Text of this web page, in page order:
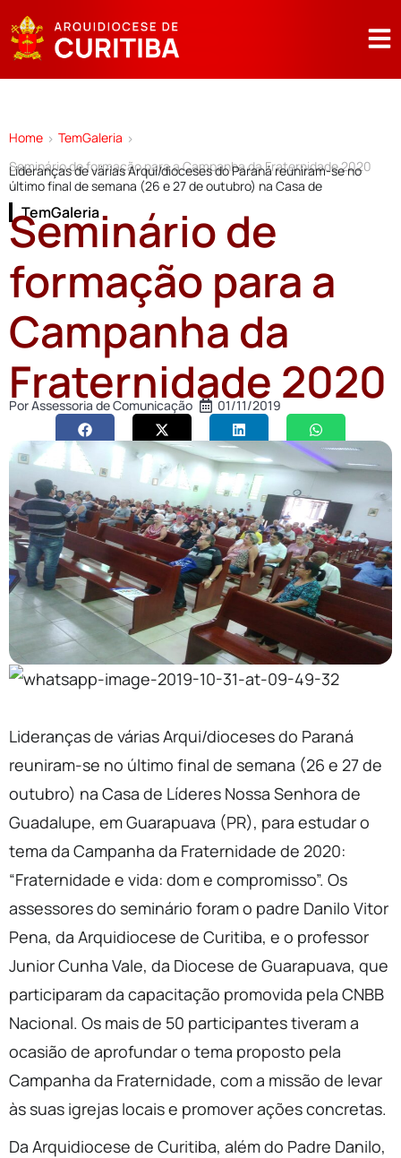
Home > TemGaleria >
Seminário de formação para a Campanha da Fraternidade 2020
Lideranças de várias Arqui/dioceses do Paraná reuniram-se no
último final de semana (26 e 27 de outubro) na Casa de
TemGaleria
Seminário de
formação para a
Campanha da
Fraternidade 2020
PorAssessoria de Comunicação 01/11/2019
Lideranças de várias Arqui/dioceses do Paraná
reuniram-se no último final de semana (26 e 27 de
outubro) na Casa de Líderes Nossa Senhora de
Guadalupe, em Guarapuava (PR), para estudar o
tema da Campanha da Fraternidade de 2020:
“Fraternidade e vida: dom e compromisso”. Os
assessores do seminário foram o padre Danilo Vitor
Pena, da Arquidiocese de Curitiba, e o professor
Junior Cunha Vale, da Diocese de Guarapuava, que
participaram da capacitação promovida pela CNBB
Nacional. Os mais de 50 participantes tiveram a
ocasião de aprofundar o tema proposto pela
Campanha da Fraternidade, com a missão de levar
às suas igrejas locais e promover ações concretas.
Da Arquidiocese de Curitiba, além do Padre Danilo,